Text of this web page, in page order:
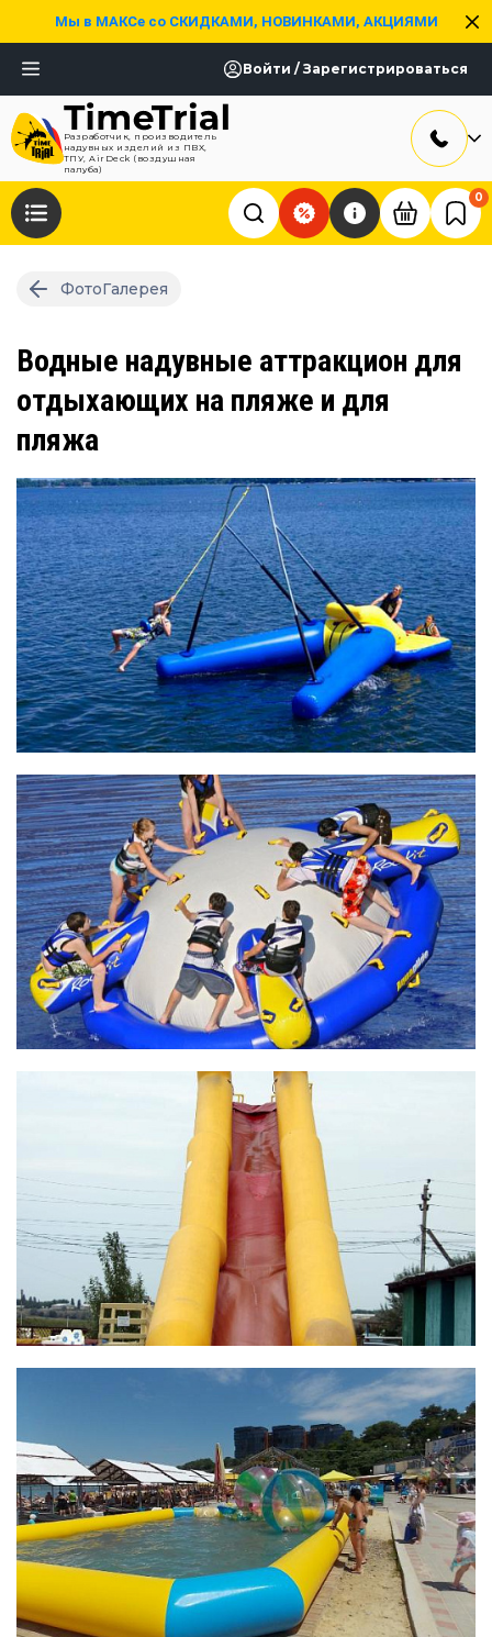
Мы в МАКСе со СКИДКАМИ, НОВИНКАМИ, АКЦИЯМИ
Войти / Зарегистрироваться
Разработчик, производитель
надувных изделий из ПВХ,
ТПУ, AirDeck (воздушная
палуба)
0
ФотоГалерея
Водные надувные аттракцион для
отдыхающих на пляже и для
пляжа